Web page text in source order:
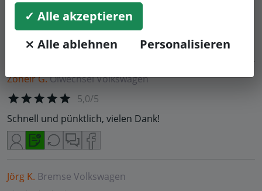
317€ war angebot am ende musste ich 480€ zahlen
wegen klima und leihwagen also 129€ mehr als angebot
Zoheir G.ÖlwechselVolkswagen
5,0/5
Schnell und pünktlich, vielen Dank!
Jörg K. Bremse Volkswagen
✓ Alle akzeptieren
⨯ Alle ablehnen
Personalisieren